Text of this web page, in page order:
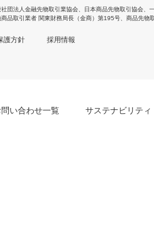
社団法人金融先物取引業協会 日本商品先物取引協会
品取引業者 関東財務局長（金商）第195号、商品先物
護方針 採用情報
問い合わせ一覧 サステナビリティ